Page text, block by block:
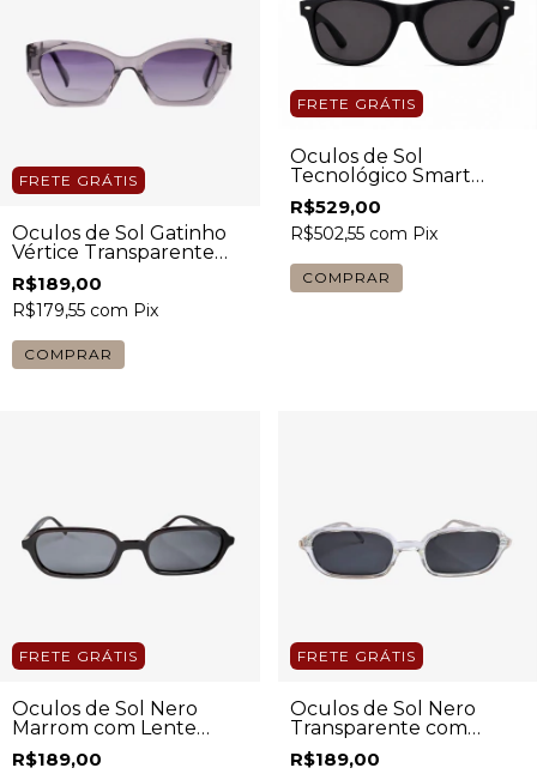
FRETE GRÁTIS
Óculos de Sol Gatinho
Vértice Transparente
Cinza Feminino
R$189,00
R$179,55 com Pix
COMPRAR
FRETE GRÁTIS
Óculos de Sol
Tecnológico Smart
Quadrado Preto Unissex
R$529,00
R$502,55 com Pix
FRETE GRÁTIS
Óculos de Sol Nero
Marrom com Lente
Fumê Feminino
R$189,00
FRETE GRÁTIS
Óculos de Sol Nero
Transparente com
Lente Preta Feminino
R$189,00